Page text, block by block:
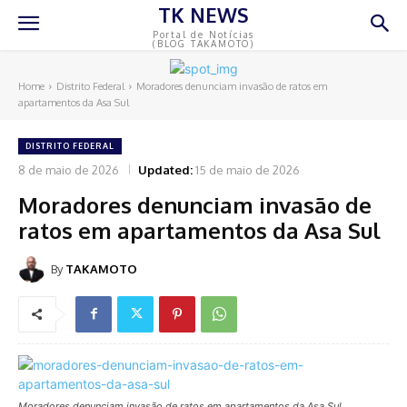
TK NEWS
Portal de Notícias
(BLOG TAKAMOTO)
Home Distrito Federal
Moradores denunciam invasão de ratos em
apartamentos da Asa Sul
DISTRITO FEDERAL
8 de maio de 2026 Updated:15 de maio de 2026
Moradores denunciam invasão de
ratos em apartamentos da Asa Sul
By TAKAMOTO